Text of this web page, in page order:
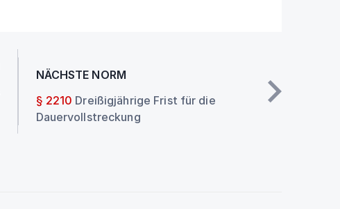
NÄCHSTE NORM
§ 2210 Dreißigjährige Frist für die
Dauervollstreckung